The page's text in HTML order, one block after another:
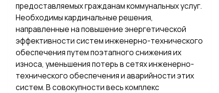
предоставляемых гражданам коммунальных услуг.
Необходимы кардинальные решения,
направленные на повышение энергетической
эффективности систем инженерно-технического
обеспечения путем поэтапного снижения их
износа, уменьшения потерь в сетях инженерно-
технического обеспечения и аварийности этих
систем. В совокупности весь комплекс